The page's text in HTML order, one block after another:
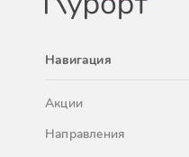
Навигация
Акции
Направления